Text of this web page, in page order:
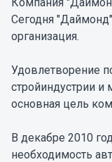
Сегодня
организация.
Удовлетворение
стройиндустрии и
основная цель
В декабре 2010
необходимость